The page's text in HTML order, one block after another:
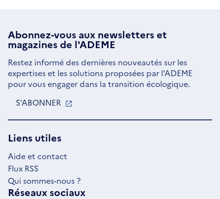
Abonnez-vous aux newsletterset
magazines de l'ADEME
Restez informé des dernières nouveautés sur les
expertises et les solutions proposées par l'ADEME
pour vous engager dans la transition écologique.
S'ABONNER
UNE
Liens utiles
Aide et contact
Flux RSS
Qui sommes-nous ?
Réseaux sociaux